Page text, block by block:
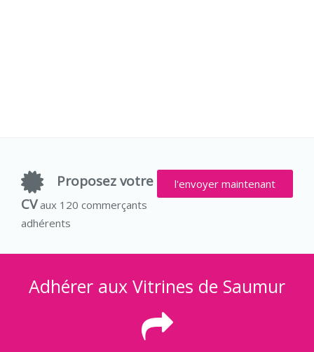
l'envoyer maintenant
Proposez votre
CVaux 120 commerçants
adhérents
Adhérer aux Vitrines de Saumur